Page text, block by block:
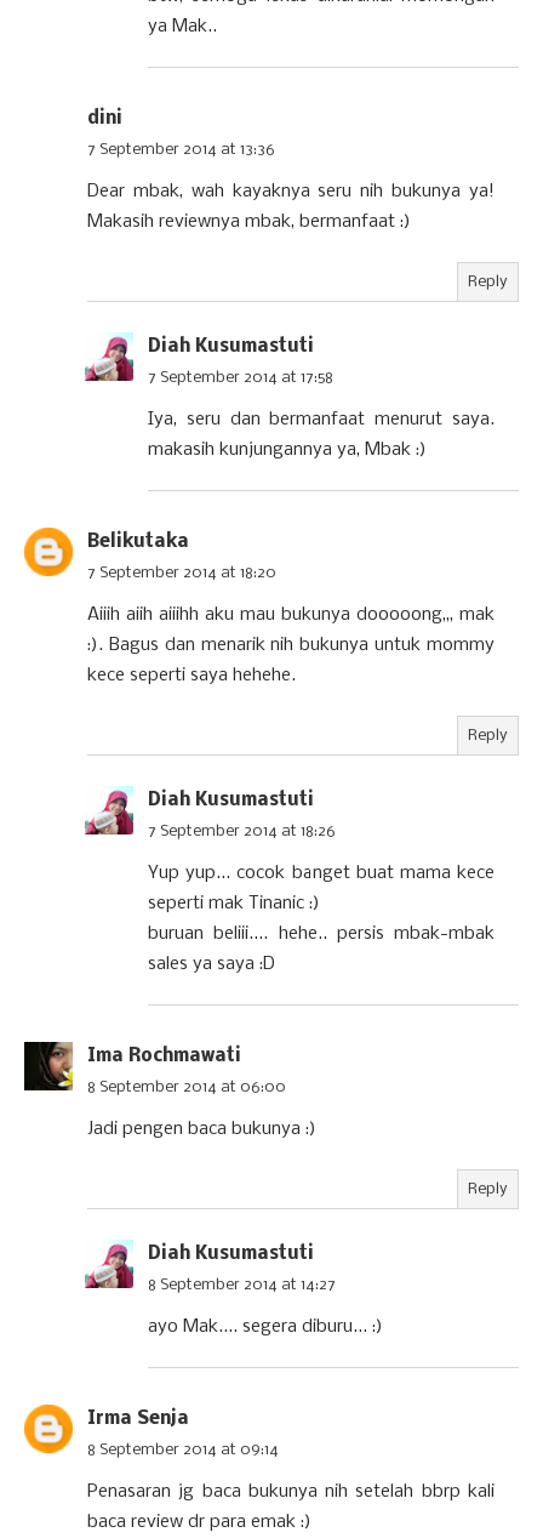
ya Mak..
dini
7 September 2014 at 13:36
Dear mbak, wah kayaknya seru nih bukunya ya!
Makasih reviewnya mbak, bermanfaat :)
Reply
Diah Kusumastuti
7 September 2014 at 17:58
Iya, seru dan bermanfaat menurut saya.
makasih kunjungannya ya, Mbak :)
Belikutaka
7 September 2014 at 18:20
Aiiih aiih aiiihh aku mau bukunya dooooong,,, mak
:). Bagus dan menarik nih bukunya untuk mommy
kece seperti saya hehehe.
Reply
Diah Kusumastuti
7 September 2014 at 18:26
Yup yup... cocok banget buat mama kece
seperti mak Tinanic :)
buruan beliii.... hehe.. persis mbak-mbak
sales ya saya :D
Ima Rochmawati
8 September 2014 at 06:00
Jadi pengen baca bukunya :)
Reply
Diah Kusumastuti
8 September 2014 at 14:27
ayo Mak.... segera diburu... :)
Irma Senja
8 September 2014 at 09:14
Penasaran jg baca bukunya nih setelah bbrp kali
baca review dr para emak :)